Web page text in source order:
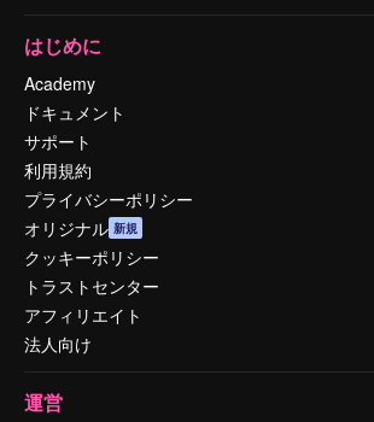
はじめに
Academy
ドキュメント
サポート
利用規約
プライバシーポリシー
オリジナル 新規
クッキーポリシー
トラストセンター
アフィリエイト
法人向け
運営